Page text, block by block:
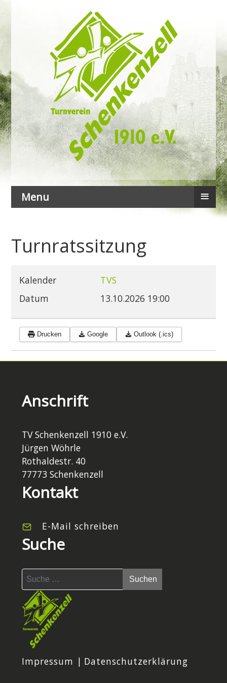
Menu ≡
Turnratssitzung
Kalender
TVS
Datum
13.10.2026 19:00
Drucken Google Outlook (.ics)
Anschrift
TV Schenkenzell 1910 e.V.
Jürgen Wöhrle
Rothaldestr. 40
77773 Schenkenzell
Kontakt
E-Mail schreiben
Suche
Suchen Suchen
Impressum | Datenschutzerklärung